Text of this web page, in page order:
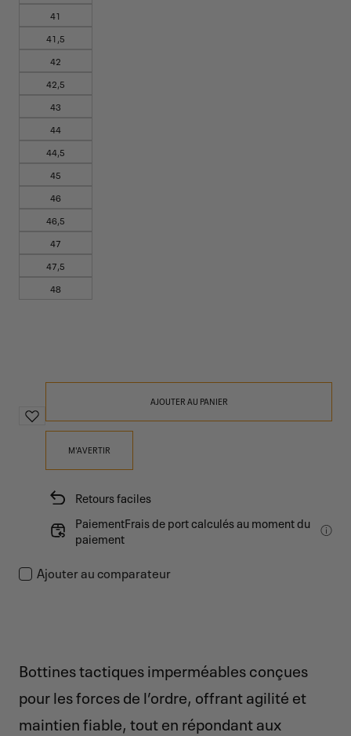
41
41,5
42
42,5
43
44
44,5
45
46
46,5
47
47,5
48
AJOUTER AU PANIER
M'AVERTIR
Retours faciles
PaiementFrais de port calculés au moment du
paiement
Ajouter au comparateur
Bottines tactiques imperméables conçues
pour les forces de l’ordre, offrant agilité et
maintien fiable, tout en répondant aux